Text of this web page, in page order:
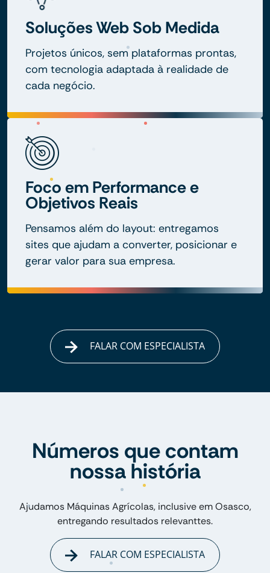
Soluções Web Sob Medida
Projetos únicos, sem plataformas prontas,
com tecnologia adaptada à realidade de
cada negócio.
Foco em Performance e
Objetivos Reais
Pensamos além do layout: entregamos
sites que ajudam a converter, posicionar e
gerar valor para sua empresa.
FALAR COM ESPECIALISTA
Números que contam
nossa história
Ajudamos Máquinas Agrícolas, inclusive em Osasco,
entregando resultados relevanttes.
FALAR COM ESPECIALISTA